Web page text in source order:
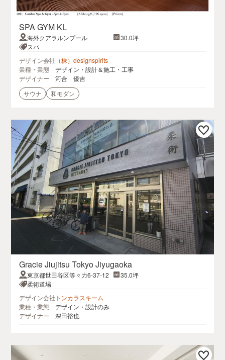
SPA GYM KL
海外クアラルンプール
30.0坪
スパ
デザイン会社 （株）designspirits
業種・業態
デザイン・設計＆施工・工事
デザイナー
河合 優吉
サウナ
和モダン
Gracie Jiujitsu Tokyo Jiyugaoka
東京都世田谷区等々力6-37-12
35.0坪
柔術道場
デザイン会社 トンカラスキーム
業種・業態
デザイン・設計のみ
デザイナー
深田裕也